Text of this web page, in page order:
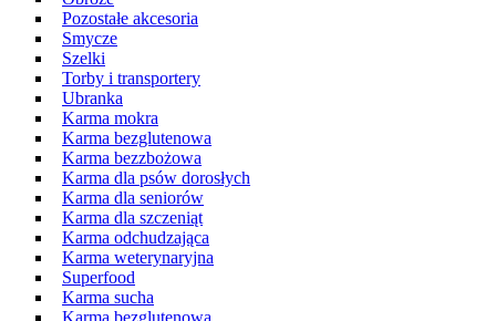
Pozostałe akcesoria
Smycze
Szelki
Torby i transportery
Ubranka
Karma mokra
Karma bezglutenowa
Karma bezzbożowa
Karma dla psów dorosłych
Karma dla seniorów
Karma dla szczeniąt
Karma odchudzająca
Karma weterynaryjna
Superfood
Karma sucha
Karma bezglutenowa